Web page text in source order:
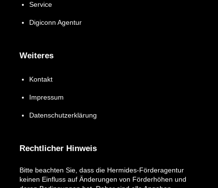
Service
Digiconn Agentur
Weiteres
Kontakt
Impressum
Datenschutzerklärung
Rechtlicher Hinweis
Bitte beachten Sie, dass die Hermides-Förderagentur
keinen Einfluss auf Änderungen von Förderhöhen und